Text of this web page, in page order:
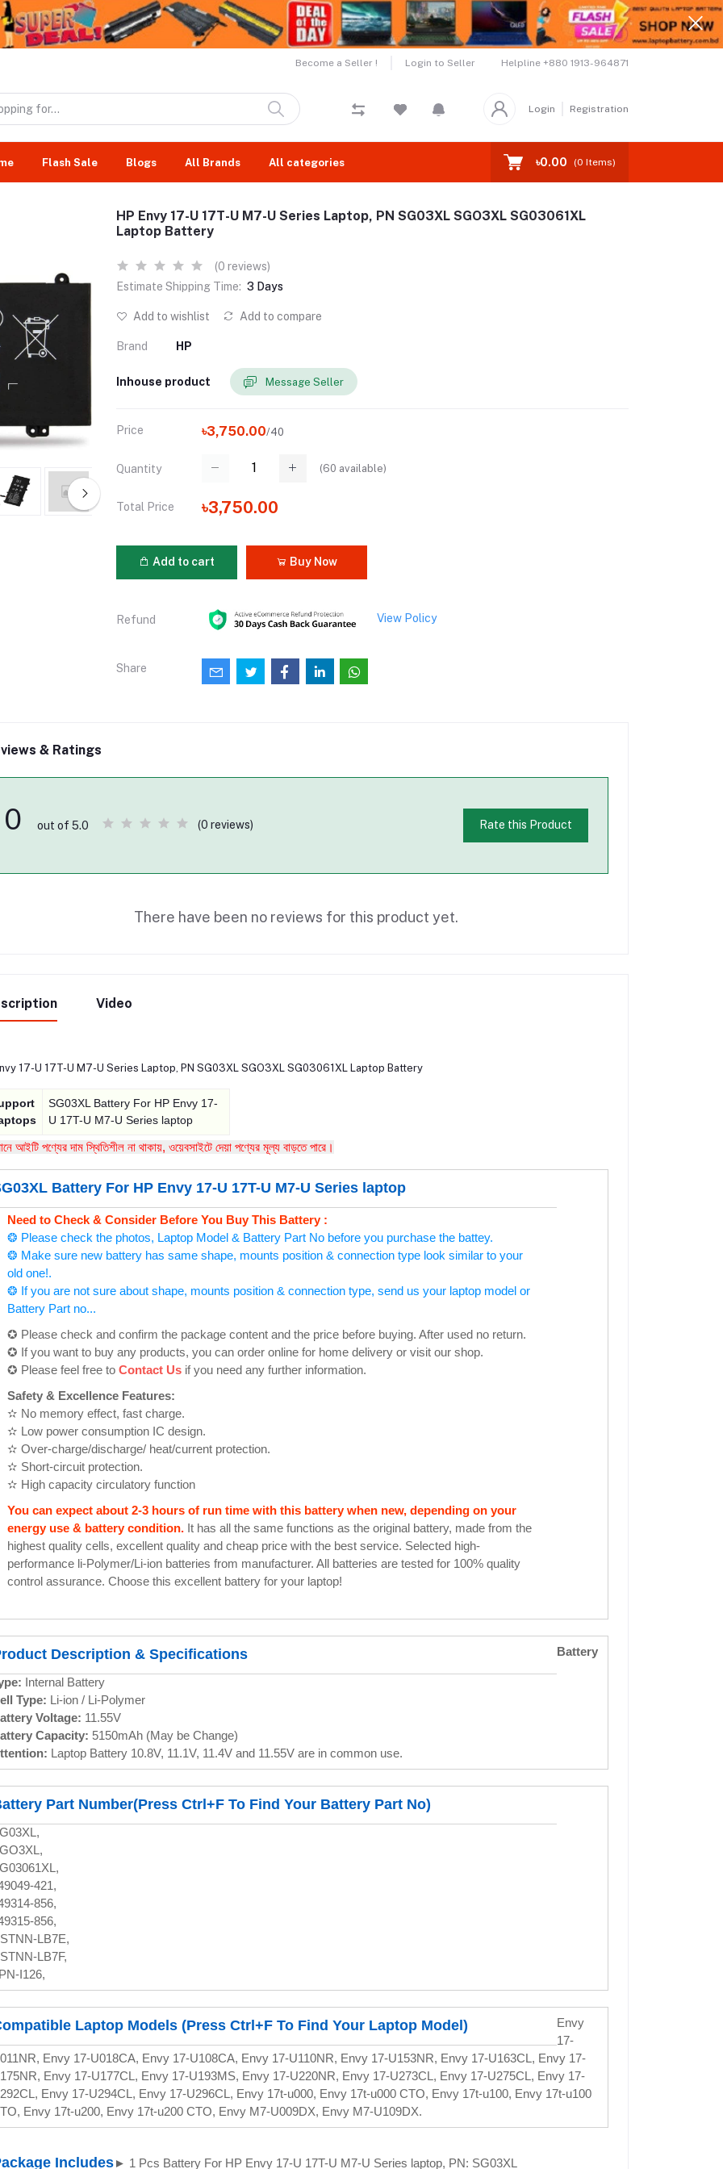
Become a Seller ! Login to Seller Helpline +880 1913-964871
Login Registration
Flash Sale Blogs All Brands All categories ৳0.00 (0 Items)
HP Envy 17-U 17T-U M7-U Series Laptop, PN SG03XL SGO3XL SG03061XL
Laptop Battery
(0 reviews)
Estimate Shipping Time: 3 Days
Add to wishlist Add to compare
Brand HP
Inhouse product Message Seller
Price ৳3,750.00/40
Quantity (60 available)
Total Price ৳3,750.00
Add to cart Buy Now
Refund View Policy
Share
& Ratings
0 out of 5.0 (0 reviews) Rate this Product
There have been no reviews for this product yet.
Video
17-U 17T-U M7-U Series Laptop, PN SG03XL SGO3XL SG03061XL Laptop Battery
SG03XL Battery For HP Envy 17-
U 17T-U M7-U Series laptop
আইটি পণ্যের দাম স্থিতিশীল না থাকায়, ওয়েবসাইটে দেয়া পণ্যের মূল্য বাড়তে পারে।
Battery For HP Envy 17-U 17T-U M7-U Series laptop
Need to Check & Consider Before You Buy This Battery :
❂ Please check the photos, Laptop Model & Battery Part No before you purchase the battey.
❂ Make sure new battery has same shape, mounts position & connection type look similar to your
old one!.
❂ If you are not sure about shape, mounts position & connection type, send us your laptop model or
Battery Part no...
✪ Please check and confirm the package content and the price before buying. After used no return.
✪ If you want to buy any products, you can order online for home delivery or visit our shop.
✪ Please feel free to Contact Usif you need any further information.
Safety & Excellence Features:
✫ No memory effect, fast charge.
✫ Low power consumption IC design.
✫ Over-charge/discharge/ heat/current protection.
✫ Short-circuit protection.
✫ High capacity circulatory function
You can expect about 2-3 hours of run time with this battery when new, depending on your
energy use & battery condition.It has all the same functions as the original battery, made from the
highest quality cells, excellent quality and cheap price with the best service. Selected high-
performance li-Polymer/Li-ion batteries from manufacturer. All batteries are tested for 100% quality
control assurance. Choose this excellent battery for your laptop!
Description & Specifications Battery
Internal Battery
Type: Li-ion / Li-Polymer
Voltage: 11.55V
Capacity: 5150mAh (May be Change)
Laptop Battery 10.8V, 11.1V, 11.4V and 11.55V are in common use.
Part Number(Press Ctrl+F To Find Your Battery Part No)
421,
856,
856,
LB7E,
LB7F,
I126,
Laptop Models (Press Ctrl+F To Find Your Laptop Model)
Envy
17-
Envy 17-U018CA, Envy 17-U108CA, Envy 17-U110NR, Envy 17-U153NR, Envy 17-U163CL, Envy 17-
Envy 17-U177CL, Envy 17-U193MS, Envy 17-U220NR, Envy 17-U273CL, Envy 17-U275CL, Envy 17-
Envy 17-U294CL, Envy 17-U296CL, Envy 17t-u000, Envy 17t-u000 CTO, Envy 17t-u100, Envy 17t-u100
Envy 17t-u200, Envy 17t-u200 CTO, Envy M7-U009DX, Envy M7-U109DX.
Includes► 1 Pcs Battery For HP Envy 17-U 17T-U M7-U Series laptop, PN: SG03XL